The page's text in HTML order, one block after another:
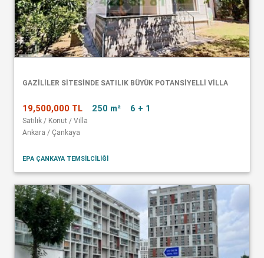
GAZİLİLER SİTESİNDE SATILIK BÜYÜK POTANSİYELLİ VİLLA
19,500,000 TL 250 m² 6 + 1
Satılık / Konut / Villa
Ankara / Çankaya
EPA ÇANKAYA TEMSİLCİLİĞİ